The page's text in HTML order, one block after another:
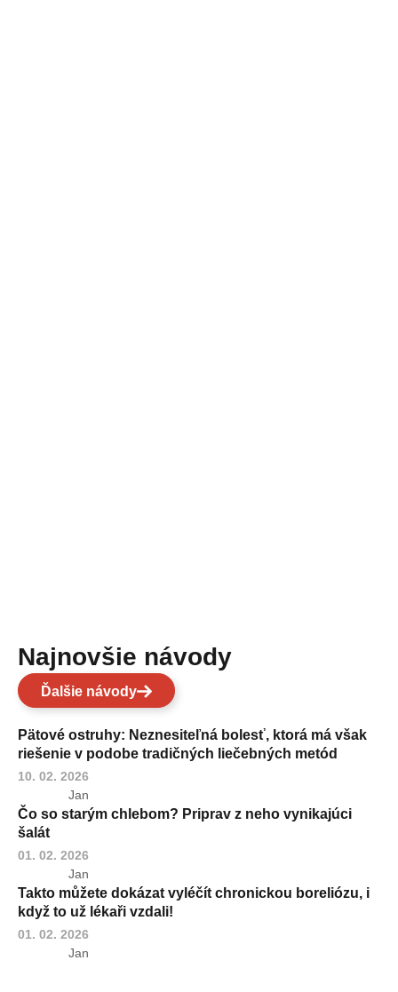
Najnovšie návody
Ďalšie návody
Pätové ostruhy: Neznesiteľná bolesť, ktorá má však
riešenie v podobe tradičných liečebných metód
10. 02. 2026
Jan
Čo so starým chlebom? Priprav z neho vynikajúci
šalát
01. 02. 2026
Jan
Takto můžete dokázat vyléčít chronickou boreliózu, i
když to už lékaři vzdali!
01. 02. 2026
Jan